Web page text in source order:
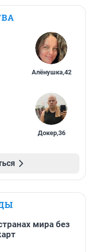
Алёнушка,42
Докер,36
мира без